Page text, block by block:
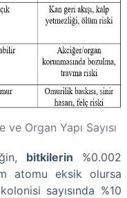
Organ Yapı Sayısı
bitkilerin %0.002
atomu eksik olursa
sayısında %10